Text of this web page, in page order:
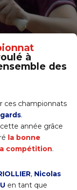
à
des
ces championnats
.
année grâce
la bonne
compétition.
, Nicolas
en tant que